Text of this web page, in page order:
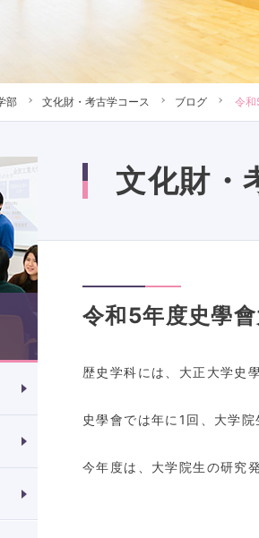
部 文化財・考古学コース ブログ 令和
文化財・
令和5年度史學
歴史学科には、大正大学史
史學會では年に 1 回、大学
今年度は、大学院生の研究